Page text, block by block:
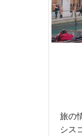
旅の
シス